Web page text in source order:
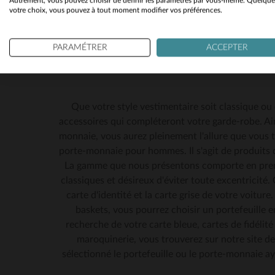
votre choix, vous pouvez à tout moment modifier vos préférences.
PARAMÉTRER ACCEPTER